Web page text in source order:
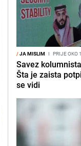
/JA MISLIM I PRIJE OKO
Savez
Šta je zaista
se vidi